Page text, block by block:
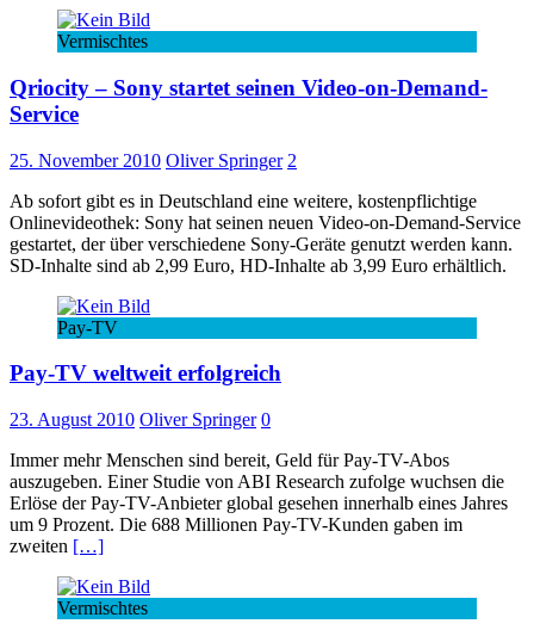
Vermischtes
Qriocity – Sony startet seinen Video-on-Demand-
Service
25. November 2010 Oliver Springer 2
Ab sofort gibt es in Deutschland eine weitere, kostenpflichtige
Onlinevideothek: Sony hat seinen neuen Video-on-Demand-Service
gestartet, der über verschiedene Sony-Geräte genutzt werden kann.
SD-Inhalte sind ab 2,99 Euro, HD-Inhalte ab 3,99 Euro erhältlich.
Pay-TV
Pay-TV weltweit erfolgreich
23. August 2010 Oliver Springer 0
Immer mehr Menschen sind bereit, Geld für Pay-TV-Abos
auszugeben. Einer Studie von ABI Research zufolge wuchsen die
Erlöse der Pay-TV-Anbieter global gesehen innerhalb eines Jahres
um 9 Prozent. Die 688 Millionen Pay-TV-Kunden gaben im
zweiten […]
Vermischtes